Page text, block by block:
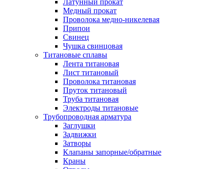
Латунный прокат
Медный прокат
Проволока медно-никелевая
Припои
Свинец
Чушка свинцовая
Титановые сплавы
Лента титановая
Лист титановый
Проволока титановая
Пруток титановый
Труба титановая
Электроды титановые
Трубопроводная арматура
Заглушки
Задвижки
Затворы
Клапаны запорные/обратные
Краны